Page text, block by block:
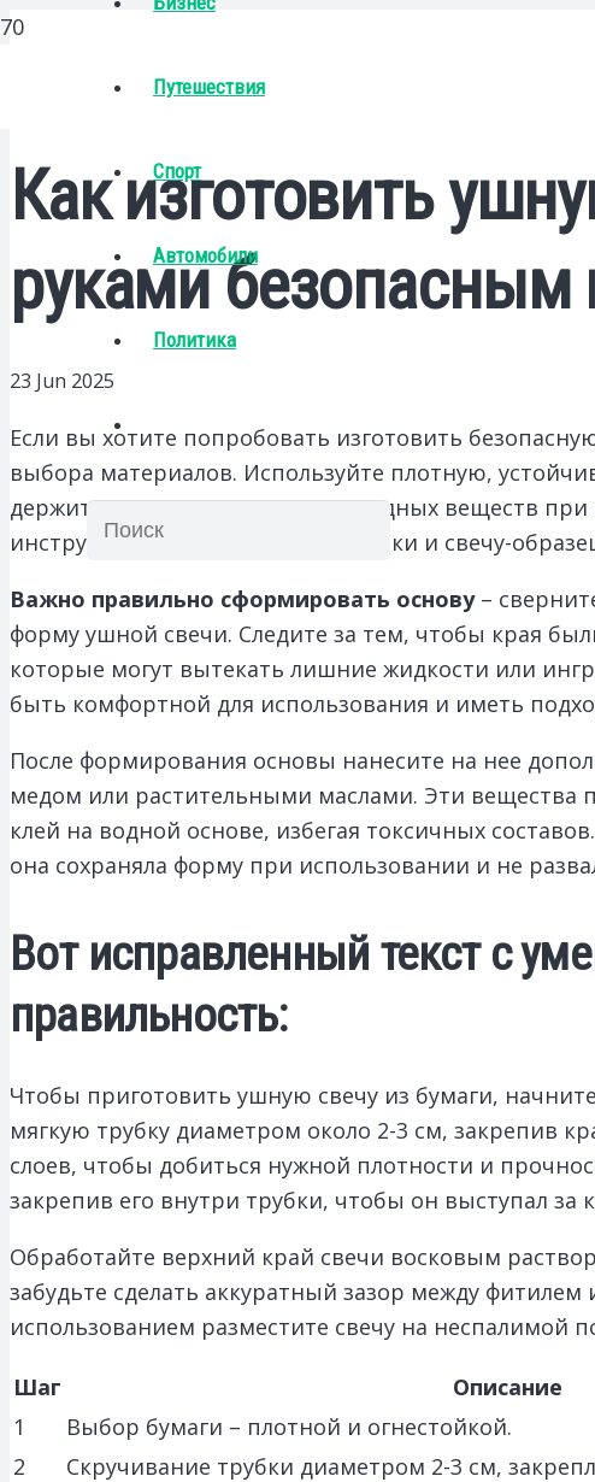
Путешествия
Спорт
Автомобили
Политика
Как изготовить
руками
23 Jun 2025
Если вы хотите попробовать изготовить
выбора материалов. Используйте плотную,
держит форму и не оставляет вредных веществ
инструменты: ножницы, клей, нитки и свечу-
Важно правильно сформировать основу–
форму ушной свечи. Следите за тем, чтобы края
которые могут вытекать лишние жидкости или
быть комфортной для использования и иметь
После формирования основы нанесите на нее
медом или растительными маслами. Эти вещества
клей на водной основе, избегая токсичных
она сохраняла форму при использовании и не
Вот исправленный текст с
правильность:
Чтобы приготовить ушную свечу из бумаги,
мягкую трубку диаметром около 2-3 см, закрепив
слоев, чтобы добиться нужной плотности и
закрепив его внутри трубки, чтобы он выступал за
Обработайте верхний край свечи восковым
забудьте сделать аккуратный зазор между
использованием разместите свечу на неспалимой
Шаг
Описание
1
Выбор бумаги – плотной и огнестойкой.
2
Скручивание трубки диаметром 2-3 см,